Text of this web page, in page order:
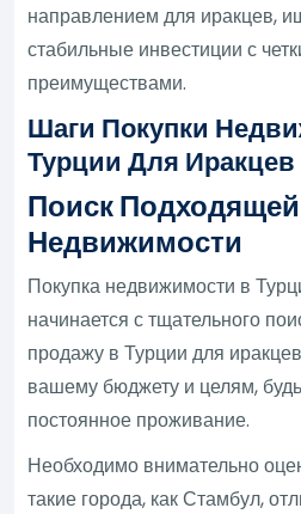
направлением для иракцев,
стабильные инвестиции с
преимуществами.
Шаги Покупки
Турции Для Иракцев
Поиск Подходящей
Недвижимости
Покупка недвижимости в
начинается с тщательного
продажу в Турции для
вашему бюджету и целям,
постоянное проживание.
Необходимо внимательно
такие города, как Стамбул,